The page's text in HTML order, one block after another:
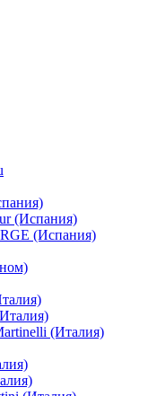
(Испания)
(Испания)
(Италия)